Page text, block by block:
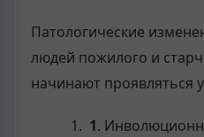
Патологические
людей пожилого и
начинают проявляться
1.